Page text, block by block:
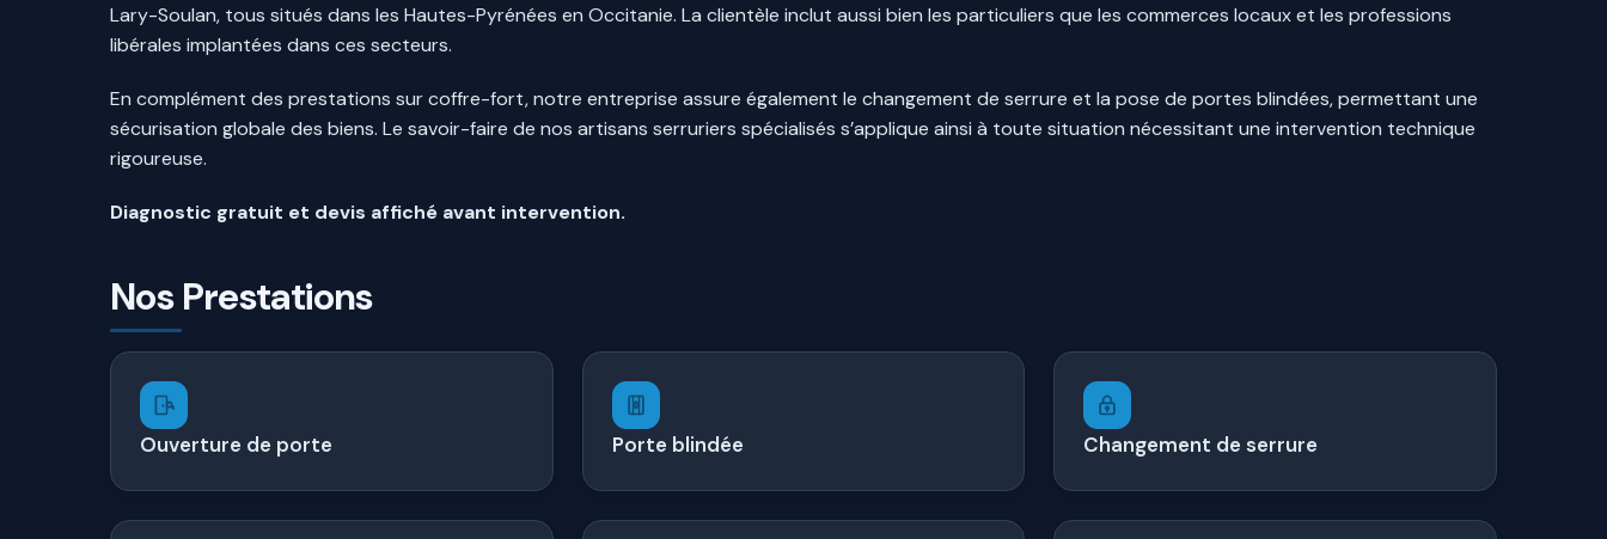
Lary-Soulan, tous situés dans les Hautes-Pyrénées en Occitanie. La clientèle inclut aussi bien les particuliers que les commerces locaux et les professions
libérales implantées dans ces secteurs.
En complément des prestations sur coffre-fort, notre entreprise assure également le changement de serrure et la pose de portes blindées, permettant une
sécurisation globale des biens. Le savoir-faire de nos artisans serruriers spécialisés s’applique ainsi à toute situation nécessitant une intervention technique
rigoureuse.
Diagnostic gratuit et devis affiché avant intervention.
Nos Prestations
Ouverture de porte Porte blindée Changement de serrure